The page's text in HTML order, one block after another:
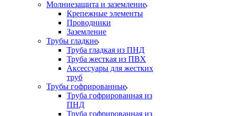
Молниезащита и заземление
Крепежные элементы
Проводники
Заземление
Трубы гладкие
Труба гладкая из ПНД
Труба жесткая из ПВХ
Аксессуары для жестких
труб
Трубы гофрированные
Труба гофрированная из
ПНД
Труба гофрированная из